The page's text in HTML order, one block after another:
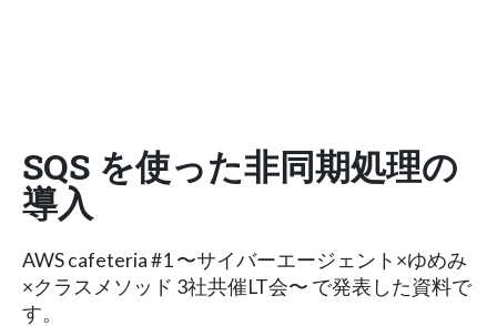
SQS を使った非同期処理の
導入
AWS cafeteria #1 〜サイバーエージェント×ゆめみ
×クラスメソッド 3社共催LT会〜 で発表した資料で
す。